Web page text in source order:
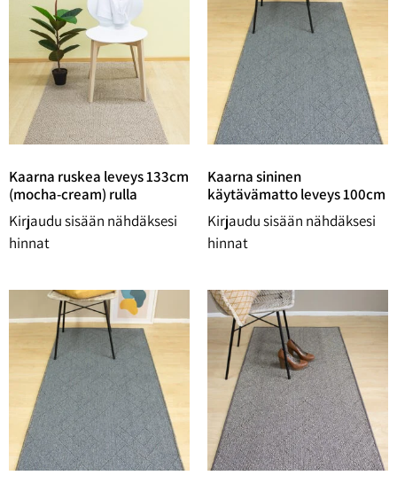
Kaarna ruskea leveys 133cm
(mocha-cream) rulla
Kirjaudu sisään nähdäksesi
hinnat
Kaarna sininen
käytävämatto leveys 100cm
Kirjaudu sisään nähdäksesi
hinnat